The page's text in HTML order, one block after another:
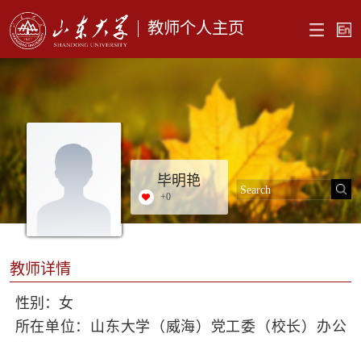
教师个人主页
毕明艳
+0
教师详情
性别：女
所在单位：山东大学（威海）党工委（校长）办公